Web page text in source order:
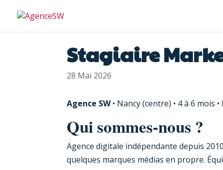
Stagiaire
28 Mai 2026
Agence SW• Nancy (centre) • 4 à 6 mois
Qui sommes-nous ?
Agence digitale indépendante depuis
quelques marques médias en propre.